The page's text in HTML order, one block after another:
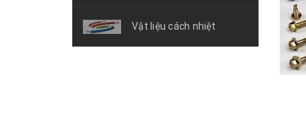
Vật liệu cách nhiệt